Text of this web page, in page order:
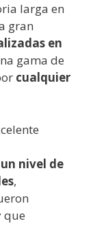
larga en
gran
en
gama de
cualquier
nivel de
,
que